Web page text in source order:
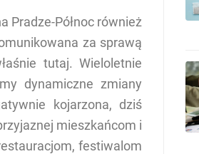
Pradze-Północ również
za sprawą
tutaj. Wieloletnie
dynamiczne zmiany
kojarzona, dziś
mieszkańcom i
festiwalom